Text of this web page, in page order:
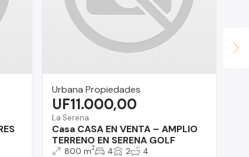
Urbana Propiedades
La Serena
Casa CASA EN VENTA – AMPLIO
TERRENO EN SERENA GOLF
UF11.000,00
800 m2 4 2 4